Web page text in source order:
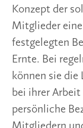
Konzept der
Mitglieder
festgelegten
Ernte. Bei
können sie die
bei ihrer
persönliche